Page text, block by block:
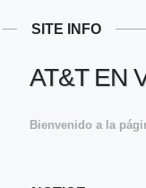
SITE INFO
AT&T EN
Bienvenido a la